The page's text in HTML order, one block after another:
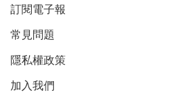
訂閱電子報
常見問題
隱私權政策
加入我們